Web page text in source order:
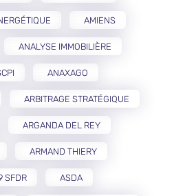
AMIENS
ANALYSE IMMOBILIÈRE
ANAXAGO
ARBITRAGE STRATÉGIQUE
ARGANDA DEL REY
ARMAND THIERY
SFDR ASDA